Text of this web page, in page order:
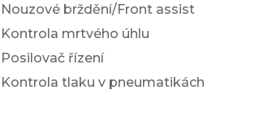
Nouzové brždění/Front assist
Kontrola mrtvého úhlu
Posilovač řízení
Kontrola tlaku v pneumatikách